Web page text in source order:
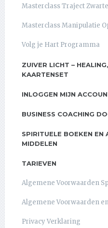
Masterclass Traject
Masterclass Manipulatie
Volg je Hart Programma
ZUIVER LICHT –
KAARTENSET
INLOGGEN MIJN
BUSINESS COACHING
SPIRITUELE BOEKEN EN
MIDDELEN
TARIEVEN
Algemene Voorwaarden
Algemene Voorwaarden
Privacy Verklaring